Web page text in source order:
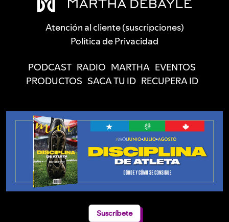
Atención al cliente (suscripciones)
Política de Privacidad
PODCAST RADIO MARTHA EVENTOS
PRODUCTOS SACA TU ID RECUPERA ID
Suscríbete